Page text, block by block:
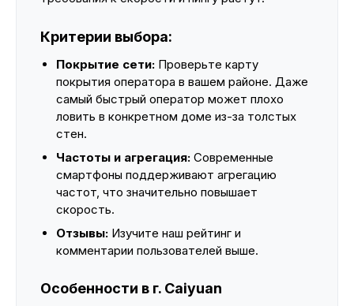
Критерии выбора:
Покрытие сети: Проверьте карту
покрытия оператора в вашем районе. Даже
самый быстрый оператор может плохо
ловить в конкретном доме из-за толстых
стен.
Частоты и агрегация: Современные
смартфоны поддерживают агрегацию
частот, что значительно повышает
скорость.
Отзывы: Изучите наш рейтинг и
комментарии пользователей выше.
Особенности в г. Caiyuan